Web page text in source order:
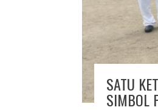
SATU
SIMBOL